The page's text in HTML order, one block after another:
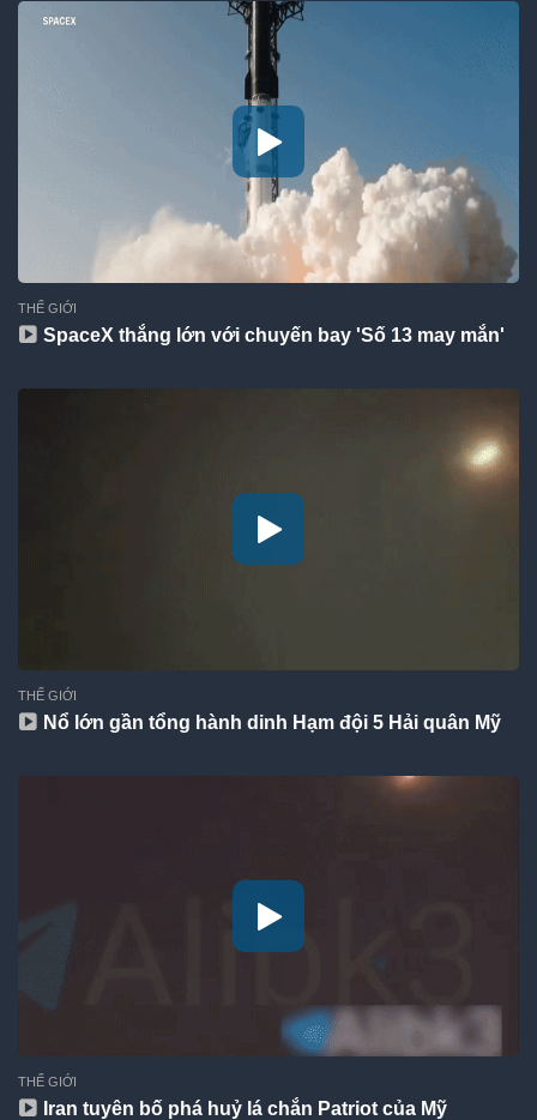
THẾ GIỚI
SpaceX thắng lớn với chuyến bay 'Số 13 may mắn'
THẾ GIỚI
Nổ lớn gần tổng hành dinh Hạm đội 5 Hải quân Mỹ
THẾ GIỚI
Iran tuyên bố phá huỷ lá chắn Patriot của Mỹ